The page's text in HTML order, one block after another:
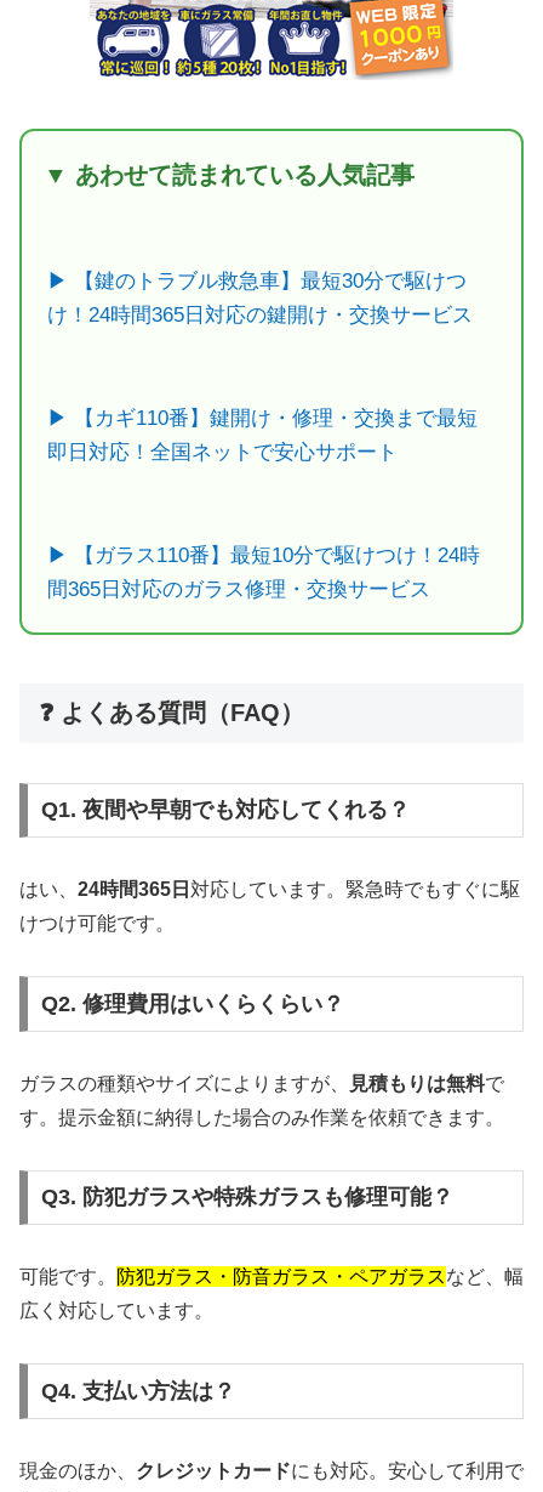
▼ あわせて読まれている人気記事
▶ 【鍵のトラブル救急車】最短30分で駆けつ
け！24時間365日対応の鍵開け・交換サービス
▶ 【カギ110番】鍵開け・修理・交換まで最短
即日対応！全国ネットで安心サポート
▶ 【ガラス110番】最短10分で駆けつけ！24時
間365日対応のガラス修理・交換サービス
❓ よくある質問（FAQ）
Q1. 夜間や早朝でも対応してくれる？
はい、 24時間365日 対応しています。緊急時でもすぐに駆
けつけ可能です。
Q2. 修理費用はいくらくらい？
ガラスの種類やサイズによりますが、 見積もりは無料で
す。提示金額に納得した場合のみ作業を依頼できます。
Q3. 防犯ガラスや特殊ガラスも修理可能？
可能です。 防犯ガラス・防音ガラス・ペアガラスなど、幅
広く対応しています。
Q4. 支払い方法は？
現金のほか、 クレジットカードにも対応。安心して利用で